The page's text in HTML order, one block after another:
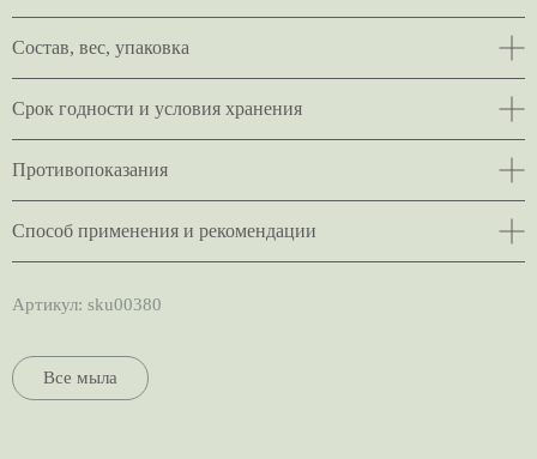
Состав, вес, упаковка
Срок годности и условия хранения
Противопоказания
Способ применения и рекомендации
Артикул: sku00380
Все мыла